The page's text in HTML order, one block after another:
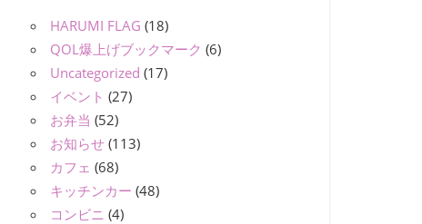
HARUMI FLAG (18)
QOL爆上げブックマーク (6)
Uncategorized (17)
イベント (27)
お弁当 (52)
お知らせ (113)
カフェ (68)
キッチンカー (48)
コンビニ (4)